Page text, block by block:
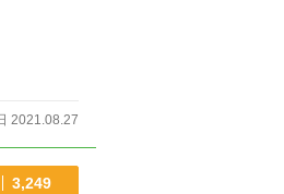
2021.08.27
3,249